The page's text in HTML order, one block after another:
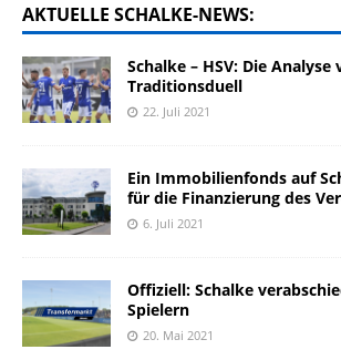
AKTUELLE SCHALKE-NEWS:
Schalke – HSV: Die Analyse
Traditionsduell
22. Juli 2021
Ein Immobilienfonds auf
für die Finanzierung des
6. Juli 2021
Offiziell: Schalke
Spielern
20. Mai 2021